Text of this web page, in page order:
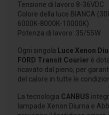
Tensione di lavoro 8-36VDC
Colore della luce BIANCA
6000K-8000K-10000K)
Potenza di lavoro: 35/55W
Ogni singola Luce Xenon
FORD Transit Courier è
ricavato dal pieno, per
del calore in tutte le
La tecnologia CANBUS
lampade Xenon Diurna e